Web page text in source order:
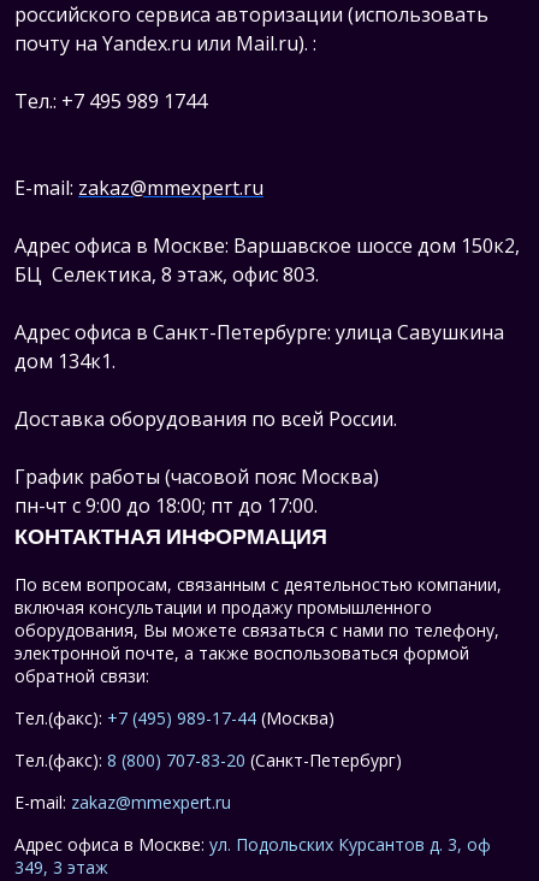
российского сервиса авторизации (использовать
почту на Yandex.ru или Mail.ru). :
Тел.: +7 495 989 1744
E-mail: zakaz@mmexpert.ru
Адрес офиса в Москве: Варшавское шоссе дом 150к2,
БЦ Селектика, 8 этаж, офис 803.
Адрес офиса в Санкт-Петербурге: улица Савушкина
дом 134к1.
Доставка оборудования по всей России.
График работы (часовой пояс Москва)
пн-чт с 9:00 до 18:00; пт до 17:00.
КОНТАКТНАЯ ИНФОРМАЦИЯ
По всем вопросам, связанным с деятельностью компании,
включая консультации и продажу промышленного
оборудования, Вы можете связаться с нами по телефону,
электронной почте, а также воспользоваться формой
обратной связи:
Тел.(факс): +7 (495) 989-17-44 (Москва)
Тел.(факс): 8 (800) 707-83-20 (Санкт-Петербург)
E-mail: zakaz@mmexpert.ru
Адрес офиса в Москве: ул. Подольских Курсантов д. 3, оф
349, 3 этаж